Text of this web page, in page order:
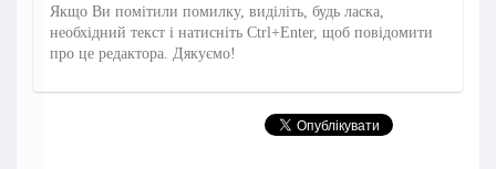
Якщо Ви помітили помилку, виділіть, будь ласка,
необхідний текст і натисніть Ctrl+Enter, щоб повідомити
про це редактора. Дякуємо!